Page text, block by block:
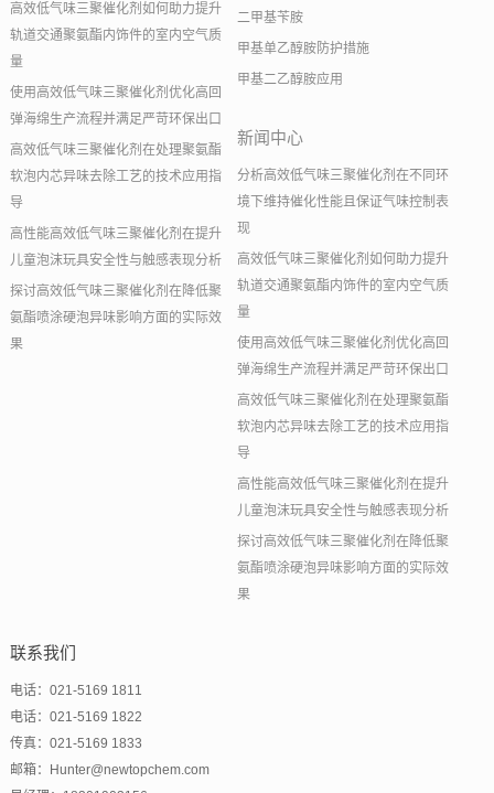
高效低气味三聚催化剂如何助力提升
轨道交通聚氨酯内饰件的室内空气质
量
使用高效低气味三聚催化剂优化高回
弹海绵生产流程并满足严苛环保出口
高效低气味三聚催化剂在处理聚氨酯
软泡内芯异味去除工艺的技术应用指
导
高性能高效低气味三聚催化剂在提升
儿童泡沫玩具安全性与触感表现分析
探讨高效低气味三聚催化剂在降低聚
氨酯喷涂硬泡异味影响方面的实际效
果
二甲基苄胺
甲基单乙醇胺防护措施
甲基二乙醇胺应用
新闻中心
分析高效低气味三聚催化剂在不同环
境下维持催化性能且保证气味控制表
现
高效低气味三聚催化剂如何助力提升
轨道交通聚氨酯内饰件的室内空气质
量
使用高效低气味三聚催化剂优化高回
弹海绵生产流程并满足严苛环保出口
高效低气味三聚催化剂在处理聚氨酯
软泡内芯异味去除工艺的技术应用指
导
高性能高效低气味三聚催化剂在提升
儿童泡沫玩具安全性与触感表现分析
探讨高效低气味三聚催化剂在降低聚
氨酯喷涂硬泡异味影响方面的实际效
果
联系我们
电话：021-5169 1811
电话：021-5169 1822
传真：021-5169 1833
邮箱：Hunter@newtopchem.com